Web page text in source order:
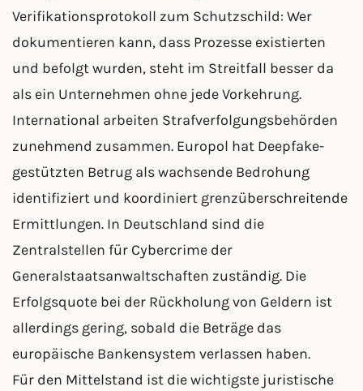
Verifikationsprotokoll zum Schutzschild: Wer
dokumentieren kann, dass Prozesse existierten
und befolgt wurden, steht im Streitfall besser da
als ein Unternehmen ohne jede Vorkehrung.
International arbeiten Strafverfolgungsbehörden
zunehmend zusammen. Europol hat Deepfake-
gestützten Betrug als wachsende Bedrohung
identifiziert und koordiniert grenzüberschreitende
Ermittlungen. In Deutschland sind die
Zentralstellen für Cybercrime der
Generalstaatsanwaltschaften zuständig. Die
Erfolgsquote bei der Rückholung von Geldern ist
allerdings gering, sobald die Beträge das
europäische Bankensystem verlassen haben.
Für den Mittelstand ist die wichtigste juristische